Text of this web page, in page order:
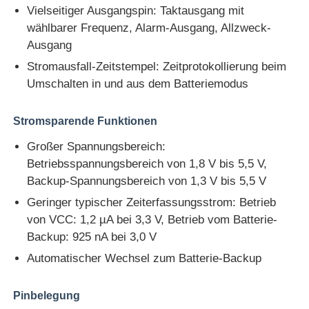
Über uns
Werksbesichtigung
Qualitätskontrolle
Kontakt mit uns
Nachrichten
Fälle
FPGA-Feldprogrammierbares Torarray
Vielseitiger Ausgangspin: Taktausgang mit
wählbarer Frequenz, Alarm-Ausgang, Allzweck-
Ausgang
Stromausfall-Zeitstempel: Zeitprotokollierung beim
Umschalten in und aus dem Batteriemodus
Stromsparende Funktionen
Großer Spannungsbereich:
Betriebsspannungsbereich von 1,8 V bis 5,5 V,
Backup-Spannungsbereich von 1,3 V bis 5,5 V
Geringer typischer Zeiterfassungsstrom: Betrieb
von VCC: 1,2 µA bei 3,3 V, Betrieb vom Batterie-
Backup: 925 nA bei 3,0 V
Automatischer Wechsel zum Batterie-Backup
Pinbelegung